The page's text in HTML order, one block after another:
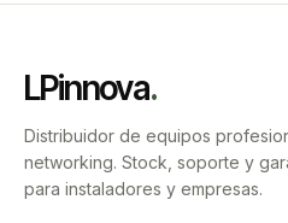
LPinnova.
Distribuidor de equipos
networking. Stock, soporte y
para instaladores y empresas.